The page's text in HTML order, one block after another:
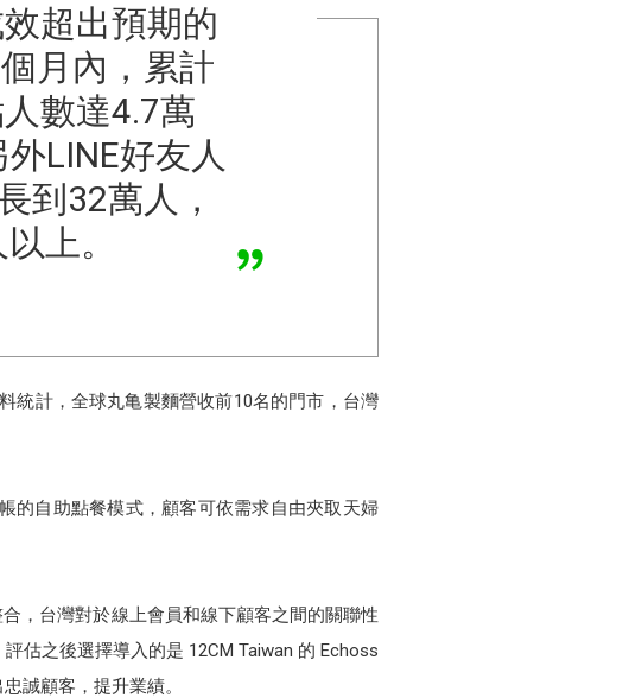
超出預期的
月內，累計
數達4.7萬
LINE好友人
到32萬人，
上。
統計，全球丸亀製麵營收前10名的門市，台灣
的自助點餐模式，顧客可依需求自由夾取天婦
，台灣對於線上會員和線下顧客之間的關聯性
估之後選擇導入的是 12CM Taiwan 的 Echoss
誠顧客，提升業績。